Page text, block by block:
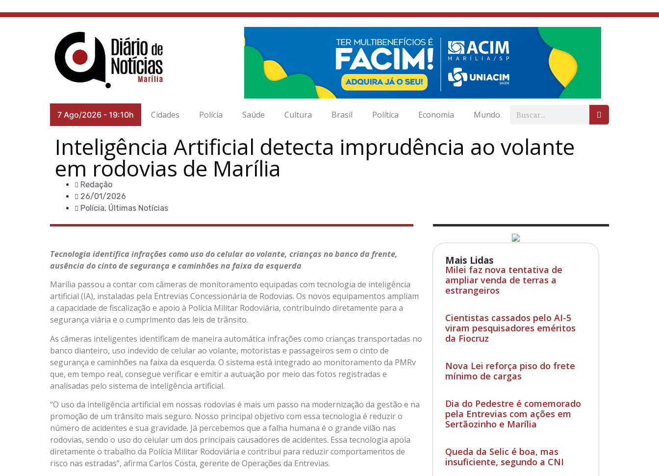
7 Ago/2026 - 19:10h Cidades Polícia Saúde Cultura Brasil Política Economia Mundo
Inteligência Artificial detecta imprudência ao volante
em rodovias de Marília
Redação
26/01/2026
Polícia, Últimas Notícias
Mais Lidas
Milei faz nova tentativa de
ampliar venda de terras a
estrangeiros
Cientistas cassados pelo AI-5
viram pesquisadores eméritos
da Fiocruz
Nova Lei reforça piso do frete
mínimo de cargas
Dia do Pedestre é comemorado
pela Entrevias com ações em
Sertãozinho e Marília
Queda da Selic é boa, mas
insuficiente, segundo a CNI
Tecnologia identifica infrações como uso do celular ao volante, crianças no banco da frente,
ausência do cinto de segurança e caminhões na faixa da esquerda
Marília passou a contar com câmeras de monitoramento equipadas com tecnologia de inteligência
artificial (IA), instaladas pela Entrevias Concessionária de Rodovias. Os novos equipamentos ampliam
a capacidade de fiscalização e apoio à Polícia Militar Rodoviária, contribuindo diretamente para a
segurança viária e o cumprimento das leis de trânsito.
As câmeras inteligentes identificam de maneira automática infrações como crianças transportadas no
banco dianteiro, uso indevido de celular ao volante, motoristas e passageiros sem o cinto de
segurança e caminhões na faixa da esquerda. O sistema está integrado ao monitoramento da PMRv
que, em tempo real, consegue verificar e emitir a autuação por meio das fotos registradas e
analisadas pelo sistema de inteligência artificial.
“O uso da inteligência artificial em nossas rodovias é mais um passo na modernização da gestão e na
promoção de um trânsito mais seguro. Nosso principal objetivo com essa tecnologia é reduzir o
número de acidentes e sua gravidade. Já percebemos que a falha humana é o grande vilão nas
rodovias, sendo o uso do celular um dos principais causadores de acidentes. Essa tecnologia apoia
diretamente o trabalho da Polícia Militar Rodoviária e contribui para reduzir comportamentos de
risco nas estradas”, afirma Carlos Costa, gerente de Operações da Entrevias.